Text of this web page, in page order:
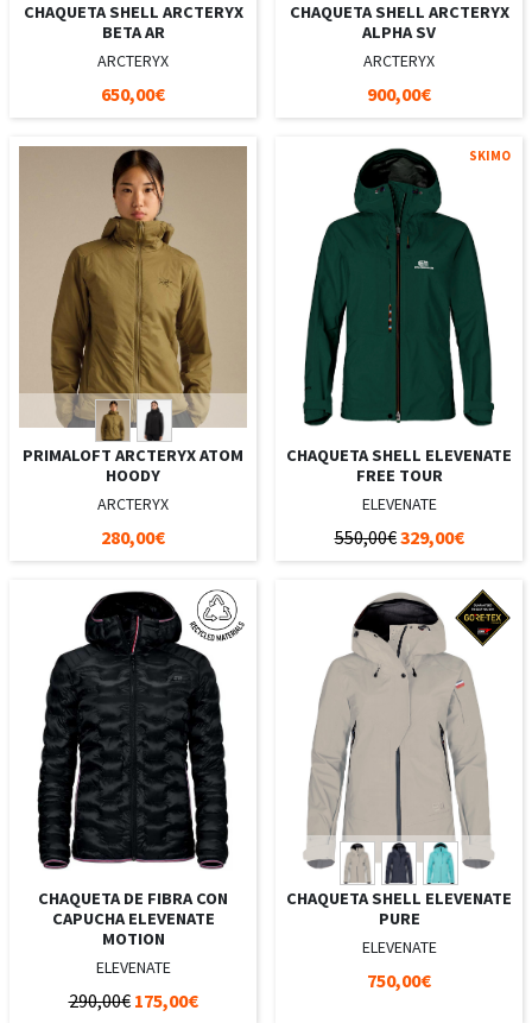
CHAQUETA SHELL ARCTERYX
BETA AR
ARCTERYX
650,00€
CHAQUETA SHELL ARCTERYX
ALPHA SV
ARCTERYX
900,00€
PRIMALOFT ARCTERYX ATOM
HOODY
ARCTERYX
280,00€
SKIMO
CHAQUETA SHELL ELEVENATE
FREE TOUR
ELEVENATE
550,00€329,00€
CHAQUETA DE FIBRA CON
CAPUCHA ELEVENATE
MOTION
ELEVENATE
290,00€ 175,00€
CHAQUETA SHELL ELEVENATE
PURE
ELEVENATE
750,00€